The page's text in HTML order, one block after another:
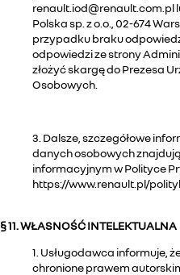
renault.iod@renault.com.pl
Polska sp. z o.o., 02-674
przypadku braku
odpowiedzi ze strony
złożyć skargę do Prezesa
Osobowych.
3. Dalsze, szczegółowe
danych osobowych
informacyjnym w Polityce
https://www.renault.pl/
§ 11. WŁASNOŚĆ INTELEKTUALNA
1. Usługodawca informuje,
chronione prawem